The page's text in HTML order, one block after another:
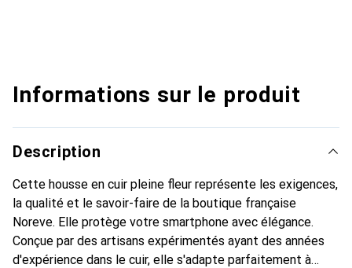
Informations sur le produit
Description
Cette housse en cuir pleine fleur représente les exigences,
la qualité et le savoir-faire de la boutique française
Noreve. Elle protège votre smartphone avec élégance.
Conçue par des artisans expérimentés ayant des années
d'expérience dans le cuir, elle s'adapte parfaitement à